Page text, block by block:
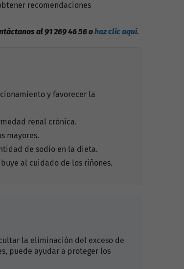
recomendaciones
al 91 269 46 56 ohaz clic aquí.
y favorecer la
renal crónica.
mayores.
de sodio en la dieta.
al cuidado de los riñones.
la eliminación del exceso de
puede ayudar a proteger los